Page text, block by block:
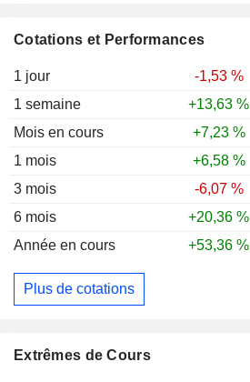
Cotations et Performances
1 jour
-1,53 %
1 semaine
+13,63 %
Mois en cours
+7,23 %
1 mois
+6,58 %
3 mois
-6,07 %
6 mois
+20,36 %
Année en cours
+53,36 %
Plus de cotations
Extrêmes de Cours